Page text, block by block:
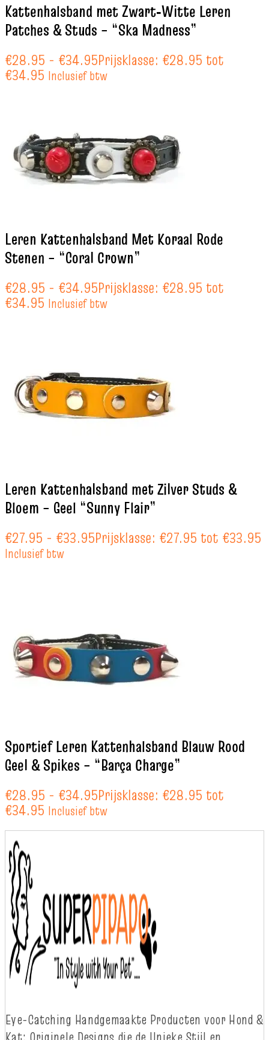
Kattenhalsband met Zwart‑Witte Leren
Patches & Studs – “Ska Madness”
€28.95 - €34.95Prijsklasse: €28.95 tot
€34.95 Inclusief btw
Leren Kattenhalsband Met Koraal Rode
Stenen – “Coral Crown”
€28.95 - €34.95Prijsklasse: €28.95 tot
€34.95 Inclusief btw
Leren Kattenhalsband met Zilver Studs &
Bloem – Geel “Sunny Flair”
€27.95 - €33.95Prijsklasse: €27.95 tot €33.95
Inclusief btw
Sportief Leren Kattenhalsband Blauw Rood
Geel & Spikes – “Barça Charge”
€28.95 - €34.95Prijsklasse: €28.95 tot
€34.95 Inclusief btw
Eye-Catching Handgemaakte Producten voor Hond &